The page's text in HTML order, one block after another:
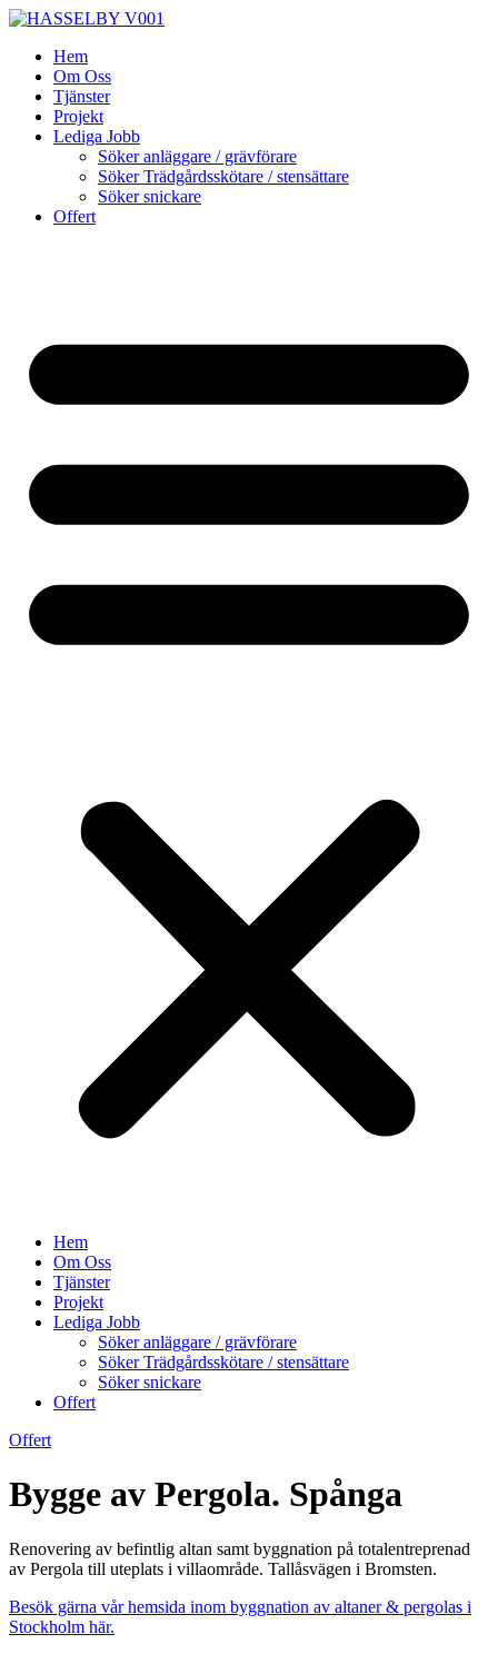
Skip
contentHem
Om Oss
Tjänster
Projekt
Lediga Jobb
Söker anläggare / grävförare
Söker Trädgårdsskötare / stensättare
Söker snickare
Offert
Hem
Om Oss
Tjänster
Projekt
Lediga Jobb
Söker anläggare / grävförare
Söker Trädgårdsskötare / stensättare
Söker snickare
Offert
Offert
Bygge av Pergola. Spånga
Renovering av befintlig altan samt byggnation på totalentreprenad
av Pergola till uteplats i villaområde. Tallåsvägen i Bromsten.
Besök gärna vår hemsida inom byggnation av altaner & pergolas i
Stockholm här.